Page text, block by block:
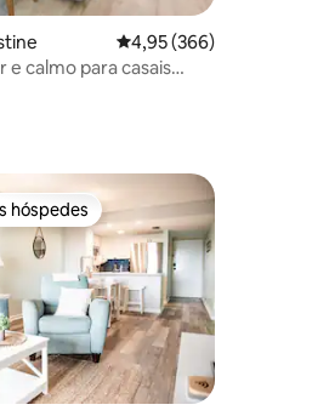
5, 137 avaliações
4,95 de uma avaliação
4,95 (366)
e calmo para casais
cidade e da praia
preferidos dos hóspedes
hóspedes